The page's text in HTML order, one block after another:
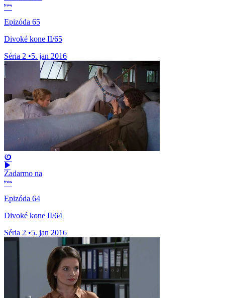
Epizóda 65
Divoké kone II/65
Séria 2 •5. jan 2016
Zadarmo na
Epizóda 64
Divoké kone II/64
Séria 2 •5. jan 2016